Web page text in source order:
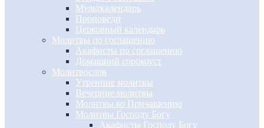
Мульткалендарь
Проповеди
Церковный календарь
Молитвы по соглашению
Акафисты по соглашению
Домашний сорокоуст
Молитвослов
Утренние молитвы
Вечерние молитвы
Молитвы ко Причащению
Молитвы Господу Богу
Акафисты Господу Богу